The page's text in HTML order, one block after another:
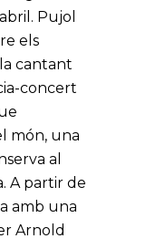
Pujol
els
cantant
concert
món, una
al
A partir de
amb una
Arnold